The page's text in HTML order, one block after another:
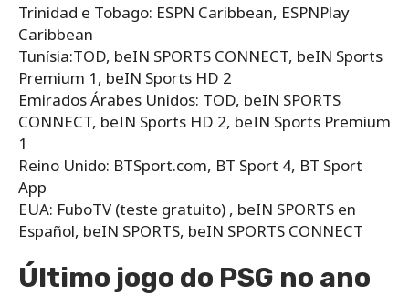
Trinidad e Tobago: ESPN Caribbean, ESPNPlay
Caribbean
Tunísia:TOD, beIN SPORTS CONNECT, beIN Sports
Premium 1, beIN Sports HD 2
Emirados Árabes Unidos: TOD, beIN SPORTS
CONNECT, beIN Sports HD 2, beIN Sports Premium
1
Reino Unido: BTSport.com, BT Sport 4, BT Sport
App
EUA: FuboTV (teste gratuito) , beIN SPORTS en
Español, beIN SPORTS, beIN SPORTS CONNECT
Último jogo do PSG no ano